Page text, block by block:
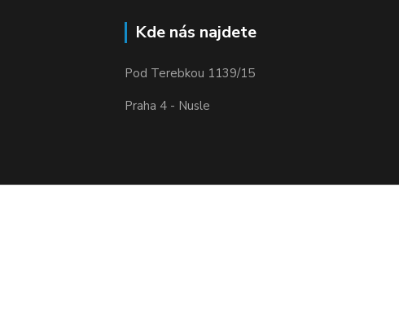
Kde nás najdete
Pod Terebkou 1139/15
Praha 4 - Nusle